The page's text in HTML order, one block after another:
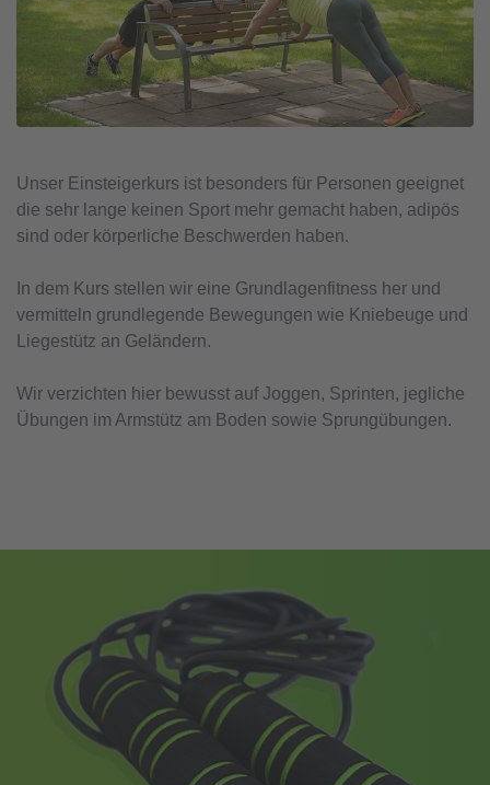
Unser Einsteigerkurs ist besonders für Personen geeignet
die sehr lange keinen Sport mehr gemacht haben, adipös
sind oder körperliche Beschwerden haben.
In dem Kurs stellen wir eine Grundlagenfitness her und
vermitteln grundlegende Bewegungen wie Kniebeuge und
Liegestütz an Geländern.
Wir verzichten hier bewusst auf Joggen, Sprinten, jegliche
Übungen im Armstütz am Boden sowie Sprungübungen.